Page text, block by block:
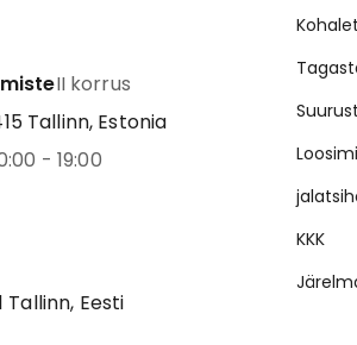
II korrus
Tallinn, Estonia
- 19:00
Tallinn, Eesti
KKK